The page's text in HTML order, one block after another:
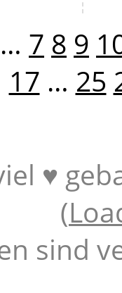
… 7 8 9
17 … 25
♥
(
sind